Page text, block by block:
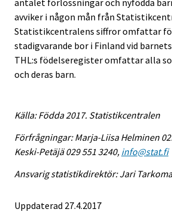
avviker i någon mån från
Statistikcentralens siffror omfattar
stadigvarande bor i Finland vid
THL:s födelseregister omfattar alla
och deras barn.
Källa: Födda 2017. Statistikcentralen
Förfrågningar: Marja-Liisa Helminen
Keski-Petäjä 029 551 3240, info@stat.fi
Ansvarig statistikdirektör: Jari Tarkoma
Uppdaterad 27.4.2017